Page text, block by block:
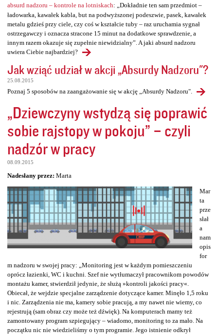
absurd nadzoru – kontrole na lotniskach: „Dokładnie ten sam przedmiot –
ładowarka, kawałek kabla, but na podwyższonej podeszwie, pasek, kawałek
metalu gdzieś przy ciele, czy coś w kształcie tuby – raz uruchamia sygnał
ostrzegawczy i oznacza stracone 15 minut na dodatkowe sprawdzenie, a
innym razem okazuje się zupełnie niewidzialny”. A jaki absurd nadzoru
uwiera Ciebie najbardziej?
Jak wziąć udział w akcji „Absurdy Nadzoru"?
25.08.2015
Poznaj 5 sposobów na zaangażowanie się w akcję „Absurdy Nadzoru".
„Dziewczyny wstydzą się poprawić
sobie rajstopy w pokoju” – czyli
nadzór w pracy
08.09.2015
Nadesłany przez: Marta
Mar
ta
prze
słał
a
nam
opis
for
m nadzoru w swojej pracy: „Monitoring jest w każdym pomieszczeniu
oprócz łazienki, WC i kuchni. Szef nie wytłumaczył pracownikom powodów
montażu kamer, stwierdził jedynie, że służą »kontroli jakości pracy«.
Obiecał, że wejdzie specjalne zarządzenie dotyczące kamer. Minęło 1,5 roku
i nic. Zarządzenia nie ma, kamery sobie pracują, a my nawet nie wiemy, co
rejestrują (sam obraz czy może też dźwięk). Na komputerach mamy też
zamontowany program szpiegujący – wiadomo, monitoring to za mało. Na
początku nic nie wiedzieliśmy o tym programie. Jego istnienie odkrył